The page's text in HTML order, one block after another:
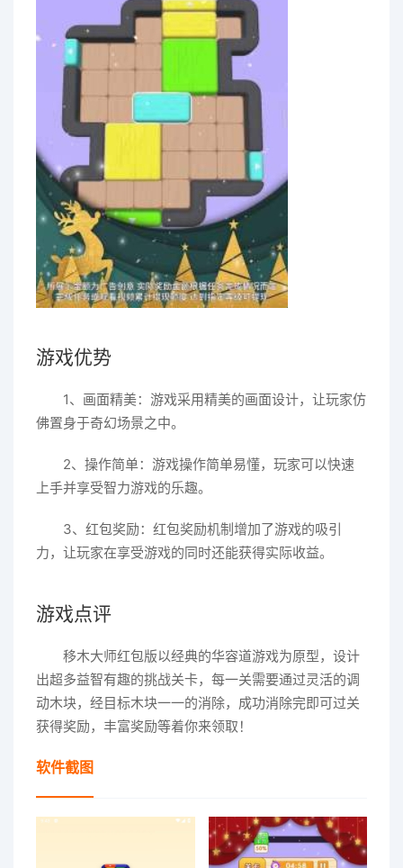
游戏优势
1、画面精美：游戏采用精美的画面设计，让玩家仿
佛置身于奇幻场景之中。
2、操作简单：游戏操作简单易懂，玩家可以快速
上手并享受智力游戏的乐趣。
3、红包奖励：红包奖励机制增加了游戏的吸引
力，让玩家在享受游戏的同时还能获得实际收益。
游戏点评
移木大师红包版以经典的华容道游戏为原型，设计
出超多益智有趣的挑战关卡，每一关需要通过灵活的调
动木块，经目标木块一一的消除，成功消除完即可过关
获得奖励，丰富奖励等着你来领取！
软件截图